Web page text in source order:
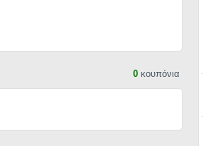
0 κουπόνια